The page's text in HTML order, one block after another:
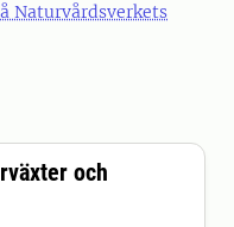
Naturvårdsverkets
och